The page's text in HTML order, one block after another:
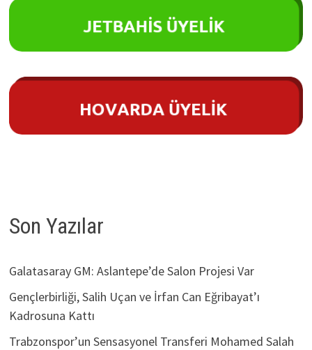
Son Yazılar
Galatasaray GM: Aslantepe’de Salon Projesi Var
Gençlerbirliği, Salih Uçan ve İrfan Can Eğribayat’ı
Kadrosuna Kattı
Trabzonspor’un Sensasyonel Transferi Mohamed Salah